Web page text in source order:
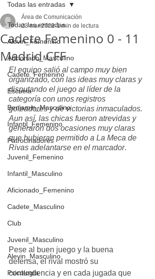
Todas las entradas
Alevin_Femenino
Aficionado_Masculino
Cadete_Femenino
Escuela
Benjamin_Masculino
Infantil_Femenino
Patrocinadores
Juvenil_Femenino
Infantil_Masculino
Aficionado_Femenino
Cadete_Masculino
Club
Juvenil_Masculino
Alevin_Masculino
Psicología
Todas las entradas
Cadete Femenino 0 - 11
Madrid CFF
Área de Comunicación
23 mar 2022 1 min de lectura
El equipo salió al campo muy bien
organizado, con las ideas muy claras y
disputando el juego al líder de la
categoría con unos registros
goleadores y de victorias inmaculados.
Aun así, las chicas fueron atrevidas y
generaron dos ocasiones muy claras
que hubieran permitido a La Meca de
Rivas adelantarse en el marcador.
Pese al buen juego y la buena
defensa, el rival mostró su
contundencia y en cada jugada que